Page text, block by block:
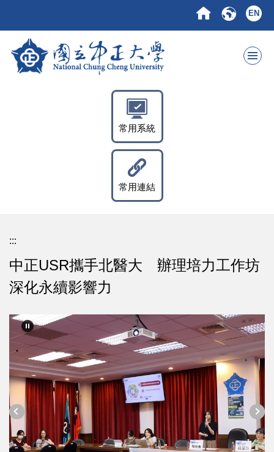
要
EN
常用系統
常用連結
:::
中正USR攜手北醫大 辦理培力工作坊
深化永續影響力